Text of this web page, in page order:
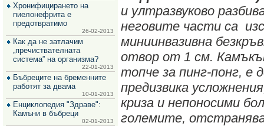
Хронифицирането на
пиелонефрита е
предотвратимо
26-02-2013
Как да не затлачим
„пречиствателната
система” на организма?
22-01-2013
Бъбреците на бременните
работят за двама
10-01-2013
Енциклопедия "Здраве":
Камъни в бъбреци
02-01-2013
и ултразвуково
неговите части са
миниинвазивна
отвор от 1 см.
топче за пинг-понг, е
предизвика
криза и непоносими
големите,